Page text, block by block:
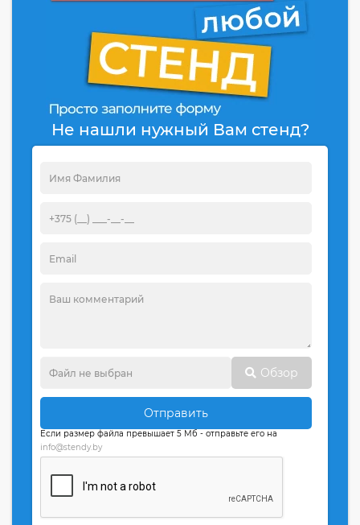
Не нашли нужный Вам стенд?
Обзор
Отправить
Если размер файла превышает 5 Мб - отправьте его на
info@stendy.by